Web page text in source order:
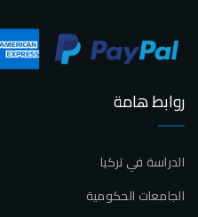
روابط هامة
الدراسة في تركيا
الجامعات الحكومية